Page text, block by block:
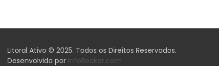
Litoral Ativo © 2025. Todos os Direitos Reservados.
Desenvolvido por InfoBecker.com